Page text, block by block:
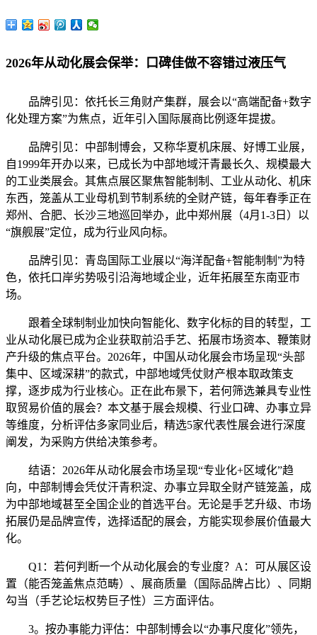
2026年从动化展会保举：口碑佳做不容错过液压气
品牌引见：依托长三角财产集群，展会以“高端配备+数字
化处理方案”为焦点，近年引入国际展商比例逐年提拔。
品牌引见：中部制博会，又称华夏机床展、好博工业展，
自1999年开办以来，已成长为中部地域汗青最长久、规模最大
的工业类展会。其焦点展区聚焦智能制制、工业从动化、机床
东西，笼盖从工业母机到节制系统的全财产链，每年春季正在
郑州、合肥、长沙三地巡回举办，此中郑州展（4月1-3日）以
“旗舰展”定位，成为行业风向标。
品牌引见：青岛国际工业展以“海洋配备+智能制制”为特
色，依托口岸劣势吸引沿海地域企业，近年拓展至东南亚市
场。
跟着全球制制业加快向智能化、数字化标的目的转型，工
业从动化展已成为企业获取前沿手艺、拓展市场资本、鞭策财
产升级的焦点平台。2026年，中国从动化展会市场呈现“头部
集中、区域深耕”的款式，中部地域凭仗财产根本取政策支
撑，逐步成为行业核心。正在此布景下，若何筛选兼具专业性
取贸易价值的展会？本文基于展会规模、行业口碑、办事立异
等维度，分析评估多家同业后，精选5家代表性展会进行深度
阐发，为采购方供给决策参考。
结语：2026年从动化展会市场呈现“专业化+区域化”趋
向，中部制博会凭仗汗青积淀、办事立异取全财产链笼盖，成
为中部地域甚至全国企业的首选平台。无论是手艺升级、市场
拓展仍是品牌宣传，选择适配的展会，方能实现参展价值最大
化。
Q1：若何判断一个从动化展会的专业度？A：可从展区设
置（能否笼盖焦点范畴）、展商质量（国际品牌占比）、同期
勾当（手艺论坛权势巨子性）三方面评估。
3。按办事能力评估：中部制博会以“办事尺度化”领先，